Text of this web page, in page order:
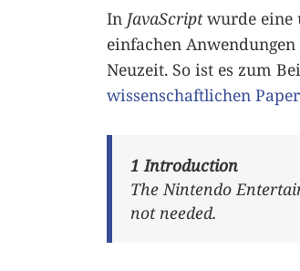
In JavaScriptwurde eine
einfachen
Neuzeit. So ist es zum
wissenschaftlichen Paper
1 Introduction
The Nintendo
notneeded.